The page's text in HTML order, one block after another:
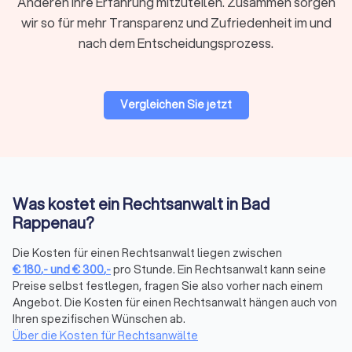
Regionale oder überregionale Suche
Gerichtstermine vor Ort anstehen. Bei hochspezialisierten
Fragen kann auch ein überregionaler Experte sinnvoll sein, da
Bei Trustlocal finden Sie alle relevanten Bewertungen
gebündelt an einem Ort. Wir sammeln
Mandantenbewertungen von verschiedenen Plattformen und
fassen sie in einem übersichtlichen Trustlocal Score
zusammen. So sehen Sie auf einen Blick, wie andere
Mandanten die Kommunikation, Erfolgsquote und Betreuung
bewerten, ohne verschiedene Websites durchsuchen zu
müssen.
wir so für mehr Transparenz und Zufriedenheit im und
nach dem Entscheidungsprozess.
Vergleichen Sie jetzt
Was kostet ein Rechtsanwalt in Bad
Rappenau?
Die Kosten für einen Rechtsanwalt liegen zwischen
€180,-und€300,-pro Stunde. Ein Rechtsanwalt kann seine
Preise selbst festlegen, fragen Sie also vorher nach einem
Angebot. Die Kosten für einen Rechtsanwalt hängen auch von
Ihren spezifischen Wünschen ab.
Über die Kosten für Rechtsanwälte